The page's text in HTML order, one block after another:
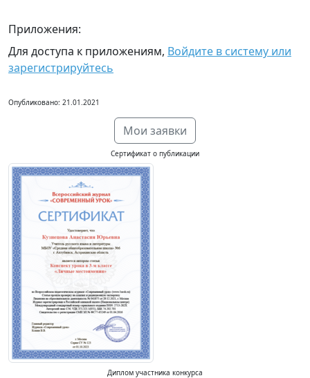
Приложения:
Для доступа к приложениям, Войдите в систему или
зарегистрируйтесь
Опубликовано: 21.01.2021
Мои заявки
Сертификат о публикации
Диплом участника конкурса